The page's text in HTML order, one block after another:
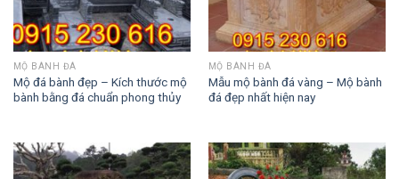
MỘ BÀNH ĐÁ
Mộ đá bành đẹp – Kích thước mộ
bành bằng đá chuẩn phong thủy
MỘ BÀNH ĐÁ
Mẫu mộ bành đá vàng – Mộ bành
đá đẹp nhất hiện nay